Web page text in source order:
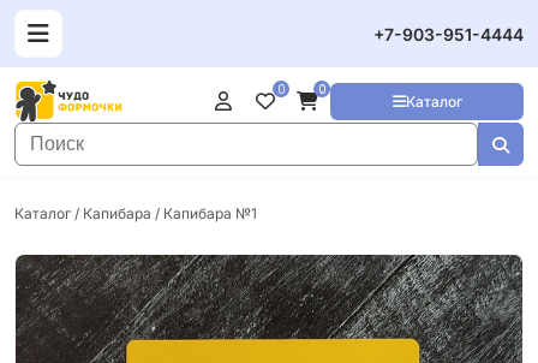
+7-903-951-4444
Каталог
0 0
Каталог / Капибара / Капибара №1